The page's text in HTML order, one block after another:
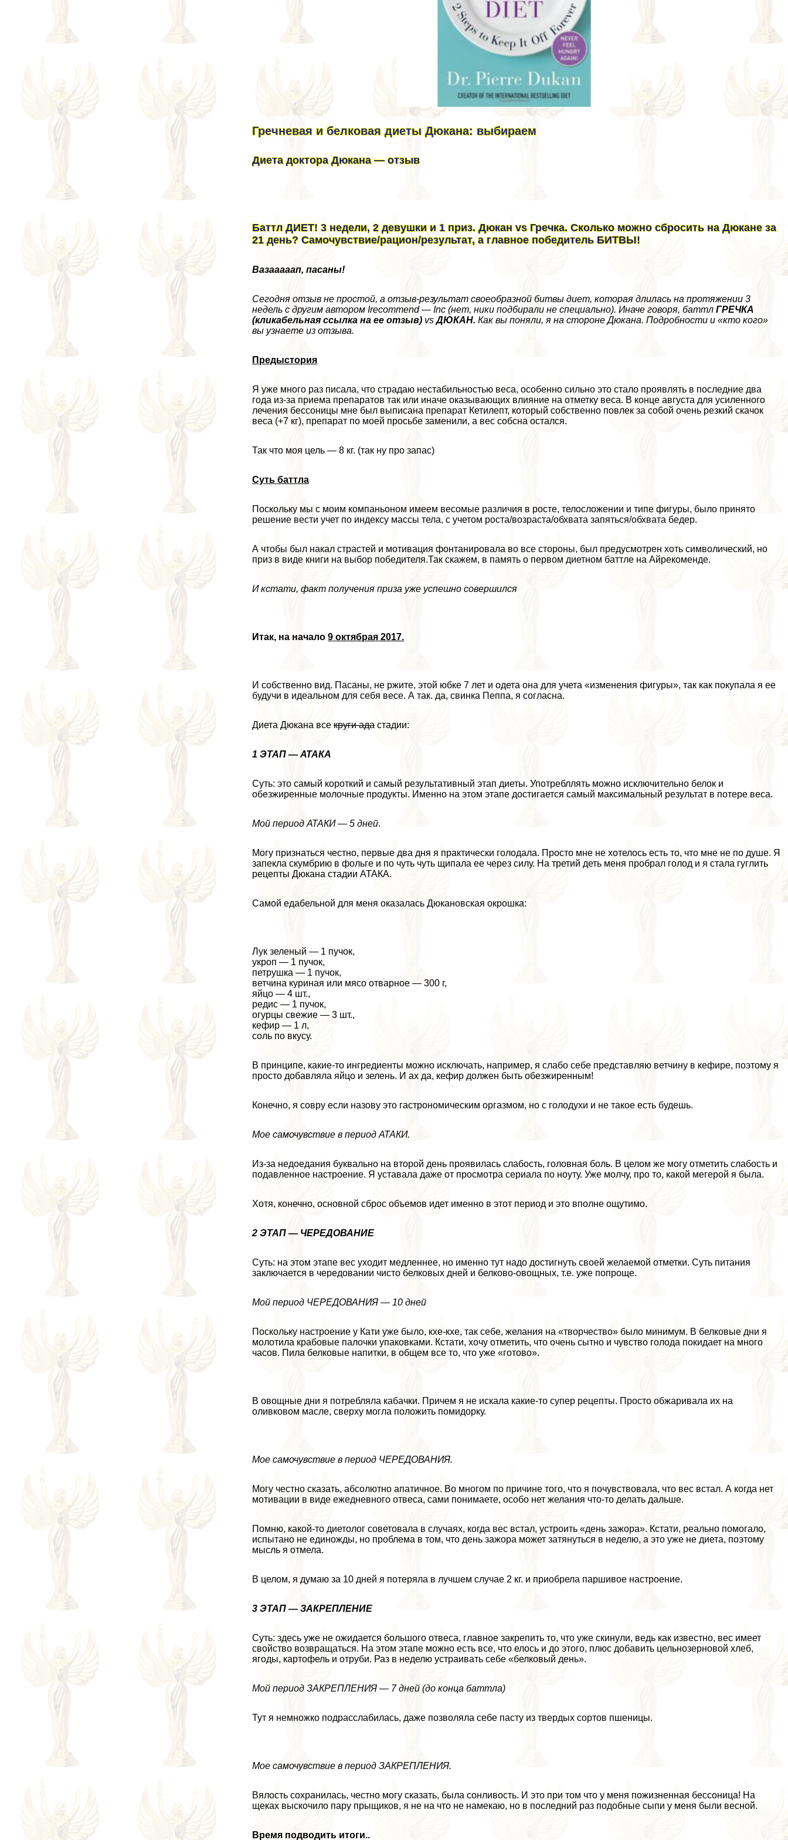
Гречневая и белковая диеты Дюкана: выбираем
Диета доктора Дюкана — отзыв
Баттл ДИЕТ! 3 недели, 2 дeвyшки и 1 приз. Дюкан vs Гречка. Сколько можно сбросить на Дюкане за
21 день? Самочувствие/рацион/результат, а главное победитель БИТВЫ!
Вазааааап, пасаны!
Сегодня отзыв не простой, а отзыв-результат своеобразной битвы диет, которая длилась на протяжении 3
недель с другим автором Irecommend — Inc (нет, ники подбирали не специально). Иначе говоря, баттлГРЕЧКА
(кликабельная ссылка на ее отзыв) vsДЮКАН. Как вы поняли, я на стороне Дюкана. Подробности и «кто кого»
вы узнаете из отзыва.
Предыстория
Я уже много раз писала, что страдаю нестабильностью веса, особенно сильно это стало проявлять в последние два
года из-за приема препаратов так или иначе оказывающих влияние на отметку веса. В конце августа для усиленного
лечения бессоницы мне был выписана препарат Кетилепт, который собственно повлек за собой очень резкий скачок
веса (+7 кг), препарат по моей просьбе заменили, а вес собсна остался.
Так что моя цель — 8 кг. (так ну про запас)
Суть баттла
Поскольку мы с моим компаньоном имеем весомые различия в росте, телосложении и типе фигуры, было принято
решение вести учет по индексу массы тела, с учетом роста/возраста/обхвата запяться/обхвата бедер.
А чтобы был накал страстей и мотивация фонтанировала во все стороны, был предусмотрен хоть символический, но
приз в виде книги на выбор победителя.Так скажем, в память о первом диетном баттле на Айрекоменде.
И кстати, факт получения приза уже успешно совершился
Итак, на начало9 октябрая 2017.
И собственно вид. Пасаны, не ржите, этой юбке 7 лет и одета она для учета «изменения фигуры», так как покупала я ее
будучи в идеальном для себя весе. А так. да, свинка Пеппа, я согласна.
Диета Дюкана всекруги адастадии:
1 ЭТАП — АТАКА
Суть: это самый короткий и самый результативный этап диеты. Употрeбллять можно исключительно белок и
обезжиренные молочные продукты. Именно на этом этапе достигается самый максимальный результат в потере веса.
Мой период АТАКИ — 5 дней.
Могу признаться честно, первые два дня я пpaктически голодала. Просто мне не хотелось есть то, что мне не по душе. Я
запекла скумбрию в фольге и по чуть чуть щипала ее через силу. На третий деть меня пробрал голод и я стала гуглить
рецепты Дюкана стадии АТАКА.
Самой едабельной для меня оказалась Дюкановская окрошка:
Лук зеленый — 1 пучок,
укроп — 1 пучок,
петрушка — 1 пучок,
ветчина куриная или мясо отварное — 300 г,
яйцо — 4 шт.,
редис — 1 пучок,
огурцы свежие — 3 шт.,
кефир — 1 л,
соль по вкусу.
В принципе, какие-то ингредиенты можно исключать, например, я слабо себе представляю ветчину в кефире, поэтому я
просто добавляла яйцо и зелень. И ах да, кефир должен быть обезжиренным!
Конечно, я совру если назову это гастрономическим opгaзмом, но с голодухи и не такое есть будешь.
Мое самочувствие в период АТАКИ.
Из-за недоедания буквально на второй день проявилась слабость, головная боль. В целом же могу отметить слабость и
подавленное настроение. Я уставала даже от просмотра сериала по ноуту. Уже молчу, про то, какой мегерой я была.
Хотя, конечно, основной сброс объемов идет именно в этот период и это вполне ощутимо.
2 ЭТАП — ЧЕРЕДОВАНИЕ
Суть: на этом этапе вес уходит медленнее, но именно тут надо достигнуть своей желаемой отметки. Суть питания
заключается в чередовании чисто белковых дней и белково-овощных, т.е. уже попроще.
Мой период ЧЕРЕДОВАНИЯ — 10 дней
Поскольку настроение у Кати уже было, кхе-кхе, так себе, желания на «творчество» было минимум. В белковые дни я
молотила крабовые палочки упаковками. Кстати, хочу отметить, что очень сытно и чувство голода покидает на много
часов. Пила белковые напитки, в общем все то, что уже «готово».
В овощные дни я потрeбляла кабачки. Причем я не искала какие-то супер рецепты. Просто обжаривала их на
оливковом масле, сверху могла положить помидорку.
Мое самочувствие в период ЧЕРЕДОВАНИЯ.
Могу честно сказать, абсолютно апатичное. Во многом по причине того, что я почувствовала, что вес встал. А когда нет
мотивации в виде ежедневного отвеса, сами понимаете, особо нет желания что-то делать дальше.
Помню, какой-то диетолог советовала в случаях, когда вес встал, устроить «день зажора». Кстати, реально помогало,
испытано не единожды, но проблема в том, что день зажора может затянуться в неделю, а это уже не диета, поэтому
мысль я отмела.
В целом, я думаю за 10 дней я потеряла в лучшем случае 2 кг. и приобрела паршивое настроение.
3 ЭТАП — ЗАКРЕПЛЕНИЕ
Суть: здесь уже не ожидается большого отвеса, главное закрепить то, что уже скинули, ведь как известно, вес имеет
свойство возвращаться. На этом этапе можно есть все, что елось и до этого, плюс добавить цельнозерновой хлеб,
ягоды, картофель и отруби. Раз в неделю устраивать себе «белковый день».
Мой период ЗАКРЕПЛЕНИЯ — 7 дней (до конца баттла)
Тут я немножко подрасслабилась, даже позволяла себе пасту из твердых сортов пшеницы.
Мое самочувствие в период ЗАКРЕПЛЕНИЯ.
Вялость сохранилась, честно могу сказать, была сонливость. И это при том что у меня пожизненная бессоница! На
щеках выскочило пару прыщиков, я не на что не намекаю, но в последний раз подобные сыпи у меня были весной.
Время подводить итоги..